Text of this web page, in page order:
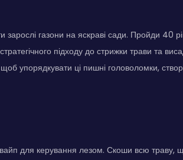
газони на яскраві сади. Пройди 40
підходу до стрижки трави та
щоб упорядкувати ці пишні головоломки,
для керування лезом. Скоши всю траву,